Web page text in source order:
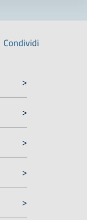
Condividi